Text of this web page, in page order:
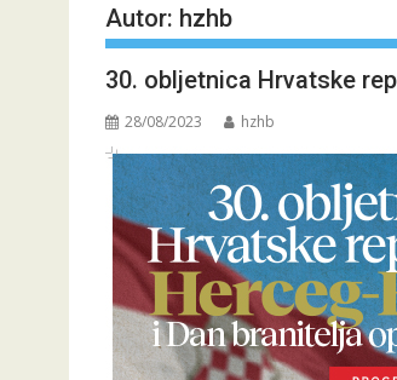
Autor: hzhb
30. obljetnica Hrvatske
28/08/2023 hzhb